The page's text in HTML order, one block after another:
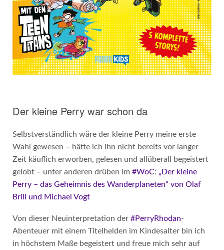
Der kleine Perry war schon da
Selbstverständlich wäre der kleine Perry meine erste
Wahl gewesen – hätte ich ihn nicht bereits vor langer
Zeit käuflich erworben, gelesen und allüberall begeistert
gelobt – unter anderen drüben im #WoC: „Der kleine
Perry – das Geheimnis des Wanderplaneten“ von Olaf
Brill und Michael Vogt
Von dieser Neuinterpretation der #PerryRhodan-
Abenteuer mit einem Titelhelden im Kindesalter bin ich
in höchstem Maße begeistert und freue mich sehr auf